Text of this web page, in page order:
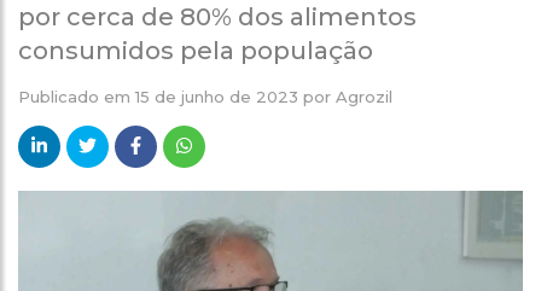
por cerca de 80% dos alimentos
consumidos pela população
Publicado em15 de junho de 2023 por Agrozil